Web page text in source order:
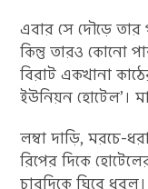
এবার সে দৌড়ে
কিন্তু তারও কোনো
বিরাট একখানা
ইউনিয়ন হোটেল’।
লম্বা দাড়ি, মরচে-
রিপের দিকে
চারদিকে ঘিরে